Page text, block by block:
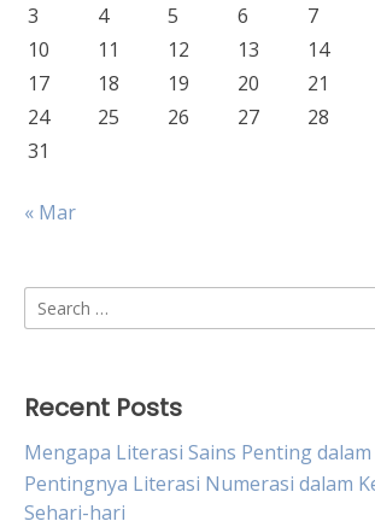
3 4 5 6 7
10
11 12 13 14
17
18 19 20 21
24
25 26 27 28
31
« Mar
Search
for:
Recent Posts
Mengapa Literasi Sains Penting
Pentingnya Literasi Numerasi dalam
Sehari-hari